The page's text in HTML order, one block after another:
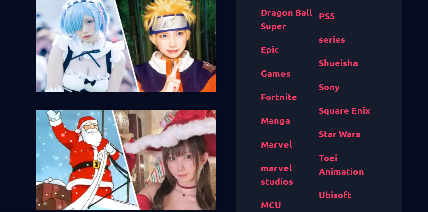
Dragon Ball
Super
Epic
Games
Fortnite
Manga
Marvel
marvel
studios
MCU
PS5
series
Shueisha
Sony
Square Enix
Star Wars
Toei
Animation
Ubisoft